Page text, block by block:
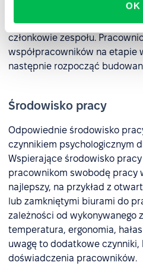
OK
którymi pracują i są
najlepsze wyniki. Muszą też
członkowie zespołu.
współpracowników na etapie
następnie rozpocząć
Środowisko pracy
Odpowiednie środowisko
czynnikiem psychologicznym
Wspierające środowisko
pracownikom swobodę pracy
najlepszy, na przykład z
lub zamkniętymi biurami do
zależności od wykonywanego
temperatura, ergonomia,
uwagę to dodatkowe czynniki,
doświadczenia pracowników.